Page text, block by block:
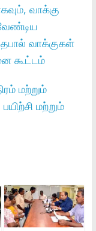
வாக்கு
வாக்குகள்‌
கூட்டம்‌
மற்றும்
மற்றும்